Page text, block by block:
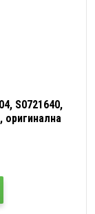
S0721640,
оригинална